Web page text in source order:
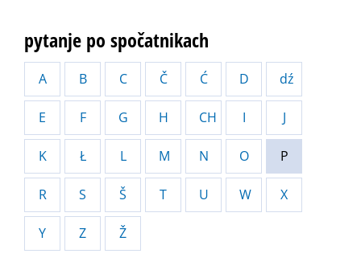
pytanje po spočatnikach
A B C Č Ć D dź
E F G H CH I J
K Ł L M N O P
R S Š T U W X
Y Z Ž